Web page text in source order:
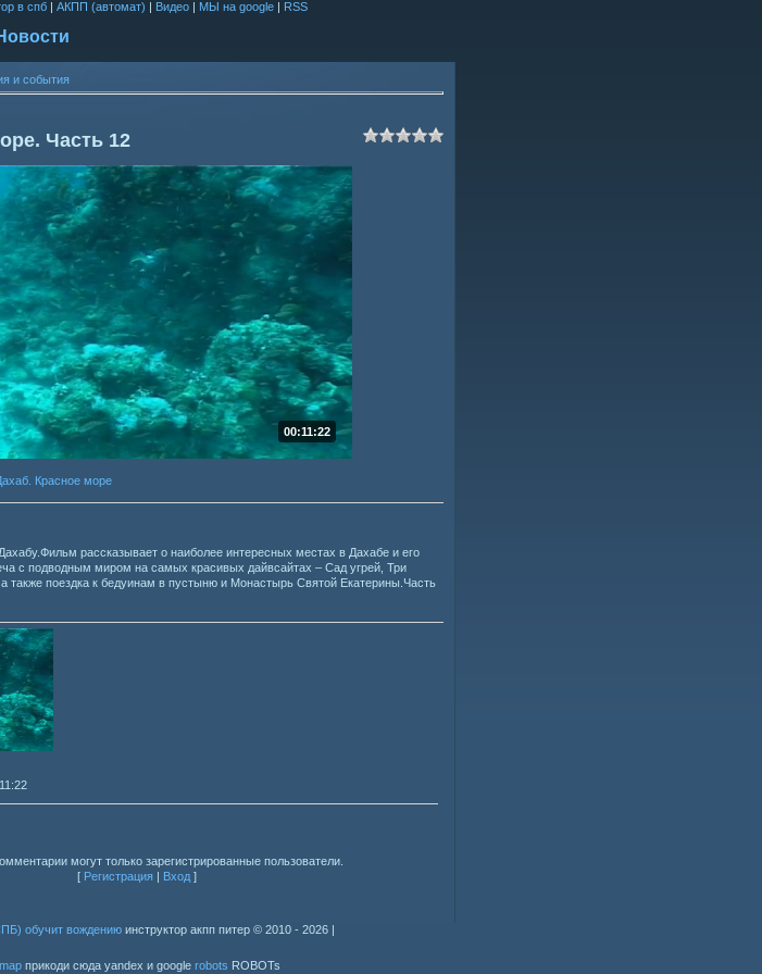
в спб| АКПП (автомат) | Видео| МЫ на google| RSS
и события
Часть 12
00:11:22
Красное море
рассказывает о наиболее интересных местах в Дахабе и его
с подводным миром на самых красивых дайвсайтах – Сад угрей, Три
также поездка к бедуинам в пустыню и Монастырь Святой Екатерины.Часть
могут только зарегистрированные пользователи.
[ Регистрация | Вход ]
обучит вождению инструктор акпп питер © 2010 - 2026 |
прикоди сюда yandex и google robots ROBOTs